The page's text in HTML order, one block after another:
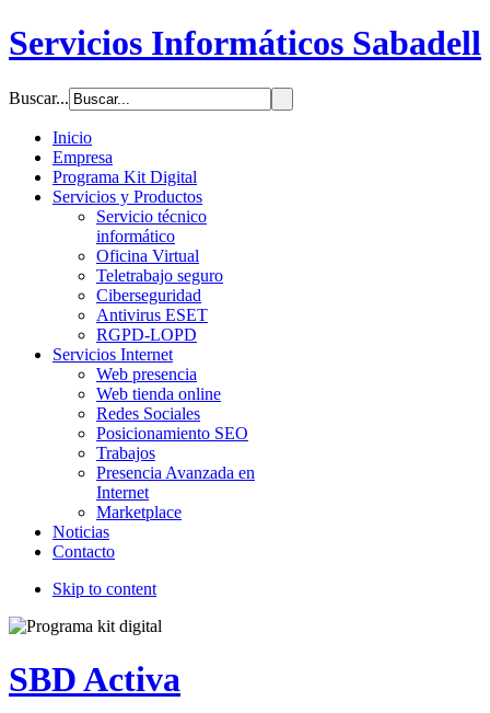
Servicios Informáticos Sabadell
Buscar...
Inicio
Empresa
Programa Kit Digital
Servicios y Productos
Servicio técnico
informático
Oficina Virtual
Teletrabajo seguro
Ciberseguridad
Antivirus ESET
RGPD-LOPD
Servicios Internet
Web presencia
Web tienda online
Redes Sociales
Posicionamiento SEO
Trabajos
Presencia Avanzada en
Internet
Marketplace
Noticias
Contacto
Skip to content
SBD Activa